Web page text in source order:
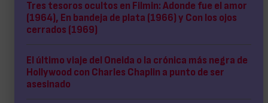
Tres tesoros ocultos en Filmin: Adonde fue el amor
(1964), En bandeja de plata (1966) y Con los ojos
cerrados (1969)
El último viaje del Oneida o la crónica más negra de
Hollywood con Charles Chaplin a punto de ser
asesinado